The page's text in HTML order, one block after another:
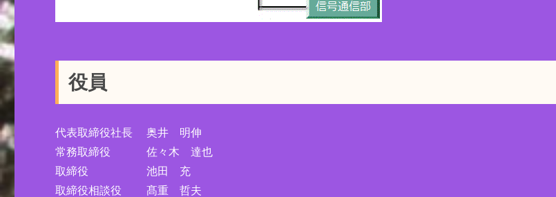
役員
代表取締役社長 奥井 明伸
常務取締役 佐々木 達也
取締役 池田 充
取締役相談役 髙重 哲夫